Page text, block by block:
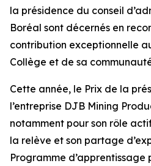
la présidence du conseil
Boréal sont décernés en
contribution exceptionnelle
Collège et de sa
Cette année, le Prix de la
l’entreprise DJB Mining
notamment pour son rôle
la relève et son partage
Programme d’apprentissage